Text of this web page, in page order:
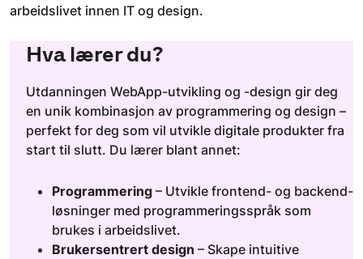
arbeidslivet innen IT og design.
Hva lærer du?
Utdanningen WebApp-utvikling og -design gir deg
en unik kombinasjon av programmering og design –
perfekt for deg som vil utvikle digitale produkter fra
start til slutt. Du lærer blant annet:
Programmering – Utvikle frontend- og backend-
løsninger med programmeringsspråk som
brukes i arbeidslivet.
Brukersentrert design – Skape intuitive